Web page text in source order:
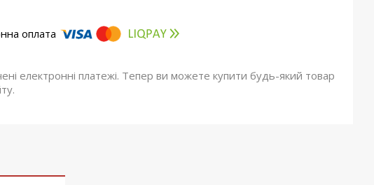
електронні платежі. Тепер ви можете купити будь-який товар